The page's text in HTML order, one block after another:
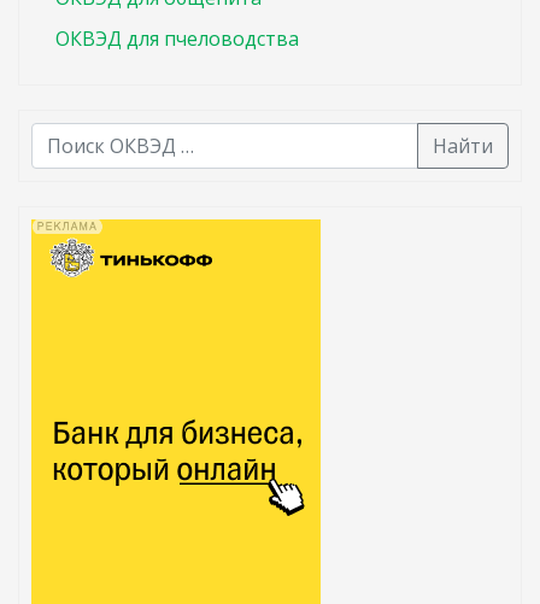
ОКВЭД для пчеловодства
Найти
В списке найденных результатов используйте